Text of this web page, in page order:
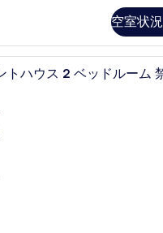
空室状
エグゼクティブ
トハウス 2 ベッドルーム